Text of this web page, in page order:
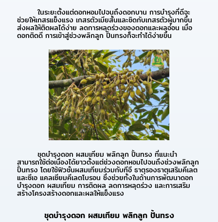
ในระยะตั้งแต่ดอกหอมไปจนถึงดอกบาน การบำรุงที่ดีจะ
ช่วยให้เกสรแข็งแรง เกสรตัวเมียสั้นและชิดกับเกสรตัวผู้มากขึ้น
ส่งผลให้ติดผลได้ง่าย ลดการหลุดร่วงของดอกและผลอ่อน เมื่อ
ดอกติดดี การเข้าสู่ช่วงพลิกลูก ปั้นทรงก็จะทำได้ง่ายขึ้น
ชุดบำรุงดอก ผสมเทียม พลิกลูก ปั้นทรง ที่แนะนำ
สามารถใช้ต่อเนื่องได้ยาวตั้งแต่ช่วงดอกหอมไปจนถึงช่วงพลิกลูก
ปั้นทรง โดยใช้ฟิวชั่นผสมเทียมร่วมกับทีอี ธาตุรองธาตุเสริมคีเลต
และซีเอ แคลเซียมคีเลตโบรอน ซึ่งช่วยทั้งในด้านการพัฒนาดอก
บำรุงดอก ผสมเทียม การติดผล ลดการหลุดร่วง และการเสริม
สร้างโครงสร้างดอกและผลให้แข็งแรง
ชุดบำรุงดอก ผสมเทียม พลิกลูก ปั้นทรง